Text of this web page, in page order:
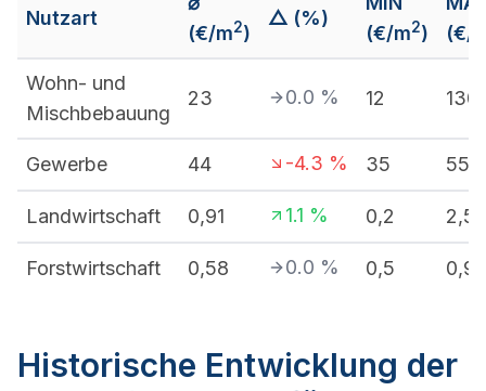
Nutzart
(€/m2)
△ (%)
(€/m2)
(€/
Wohn- und
Mischbebauung
23 0.0 % 12 130
Gewerbe 44 -4.3 % 35 55
Landwirtschaft 0,91 1.1 % 0,2 2,5
Forstwirtschaft 0,58 0.0 % 0,5 0,9
Historische Entwicklung der